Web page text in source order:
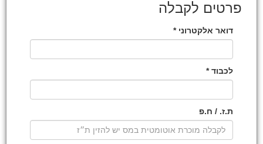
פרטים לקבלה
דואר אלקטרוני *
לכבוד *
ת.ז. / ח.פ